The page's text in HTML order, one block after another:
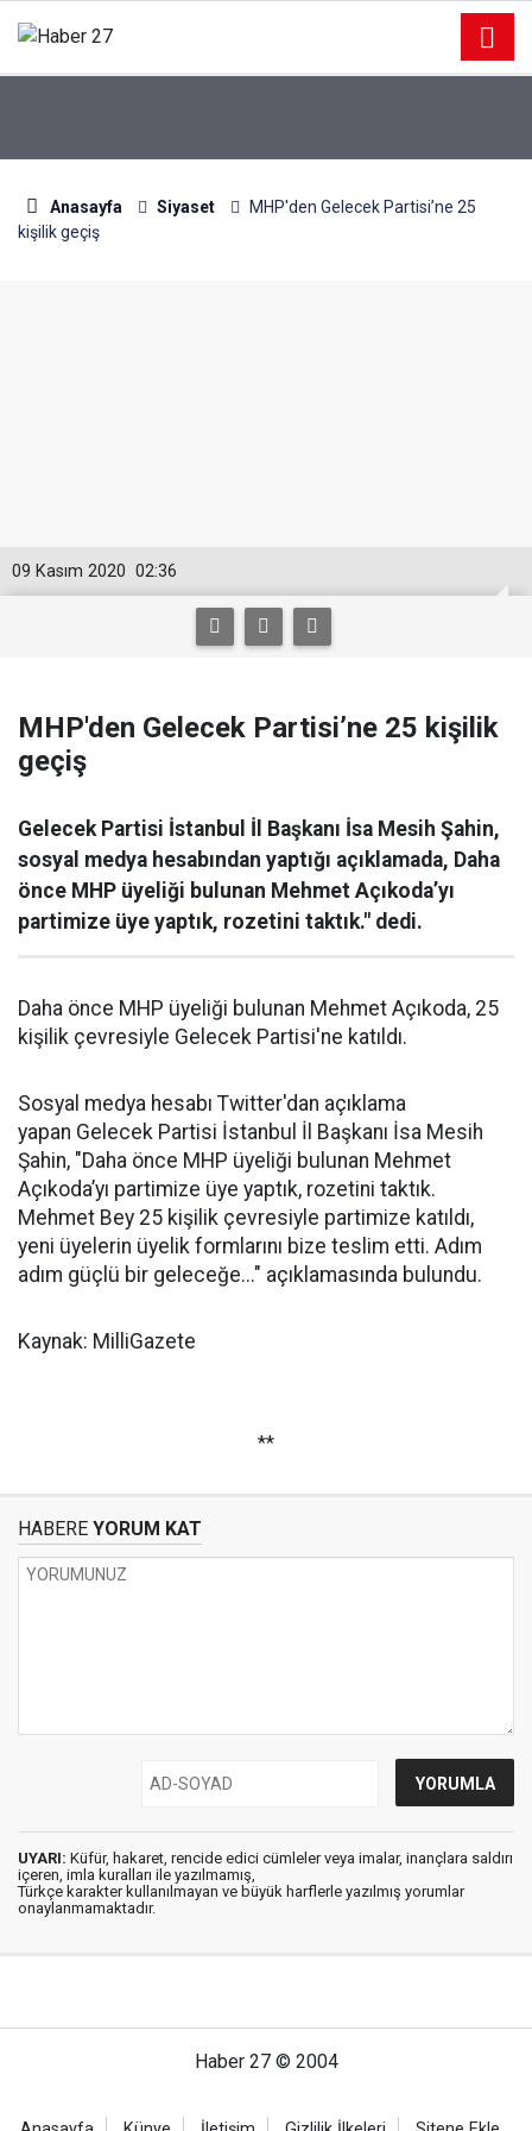
Anasayfa Siyaset
MHP'den Gelecek Partisi’ne 25
kişilik geçiş
02:36
09 Kasım 2020
MHP'den Gelecek Partisi’ne 25 kişilik
geçiş
Gelecek Partisi İstanbul İl Başkanı İsa Mesih Şahin,
sosyal medya hesabından yaptığı açıklamada, Daha
önce MHP üyeliği bulunan Mehmet Açıkoda’yı
partimize üye yaptık, rozetini taktık." dedi.
Daha önce MHP üyeliği bulunan Mehmet Açıkoda, 25
kişilik çevresiyle Gelecek Partisi'ne katıldı.
Sosyal medya hesabı Twitter'dan açıklama
yapan Gelecek Partisi İstanbul İl Başkanı İsa Mesih
Şahin, "Daha önce MHP üyeliği bulunan Mehmet
Açıkoda’yı partimize üye yaptık, rozetini taktık.
Mehmet Bey 25 kişilik çevresiyle partimize katıldı,
yeni üyelerin üyelik formlarını bize teslim etti. Adım
adım güçlü bir geleceğe..." açıklamasında bulundu.
Kaynak: MilliGazete
**
HABERE YORUM KAT
UYARI: Küfür, hakaret, rencide edici cümleler veya imalar, inançlara saldırı
içeren, imla kuralları ile yazılmamış,
Türkçe karakter kullanılmayan ve büyük harflerle yazılmış yorumlar
onaylanmamaktadır.
Haber 27 © 2004